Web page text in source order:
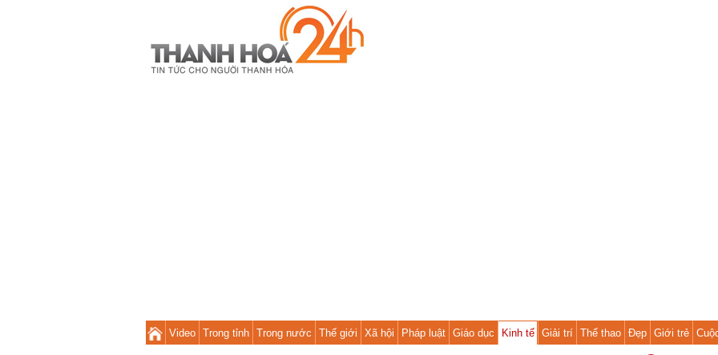
Video Trong tỉnh Trong nước Thế giới Xã hội Pháp luật Giáo dục Kinh tế Giải trí Thể thao Đẹp Giới trẻ